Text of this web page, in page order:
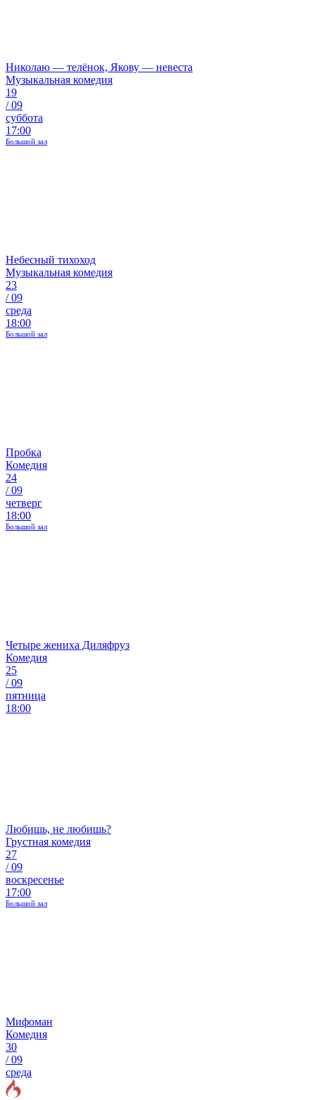
Николаю — телёнок, Якову — невеста
Музыкальная комедия
19
/09
суббота
17:00
Большой зал
Небесный тихоход
Музыкальная комедия
23
/09
среда
18:00
Большой зал
Пробка
Комедия
24
/09
четверг
18:00
Большой зал
Четыре жениха Диляфруз
Комедия
25
/09
пятница
18:00
Любишь, не любишь?
Грустная комедия
27
/09
воскресенье
17:00
Большой зал
Мифоман
Комедия
30
/09
среда